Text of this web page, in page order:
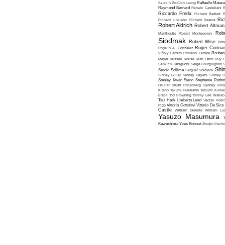
Szulkin Po-Chih Leong Raffaello
Raymond Bernard Renato Castellani
Riccardo Freda Richard Bartlett
Richard Linklater Richard Pearce
Robert Aldrich Robert Altman
Manthoulis Robert Montgomery
Siodmak Robert Wise
Rogelio A. Gonzalez Roger
Viñoly Barreto Romano Ferrara
Meyer Russell Rouse Ruth Orkin Ruy
Senkichi Taniguchi Serge Bourguignon
Sergio Sollima Sergueï Soloviov
Sidney Gilliat Sidney Hayers Sidney
Stanley Kwan Steno Stephanie
Heisler Stuart Rosenberg Sydney
Kitano Takumi Furukawa Tatsumi
Brass Tod Browning Tommy Lee
Tsui Hark Umberto Lenzi Vaclav
Rigo Vittorio Cottafavi Vittorio De Sica
Castle William Dieterle William
Yasuzo Masumura
Kawashima Yves Boisset Zivojin